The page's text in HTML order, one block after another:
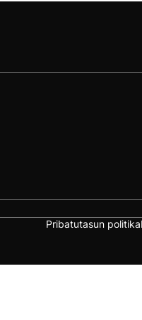
Pribatutasun politika